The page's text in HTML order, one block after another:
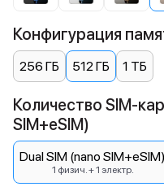
Конфигурация
256 ГБ 512 ГБ 1 ТБ
Количество SIM-
SIM+eSIM)
Dual SIM (nano SIM+eSIM)
1 физич. + 1 электр.